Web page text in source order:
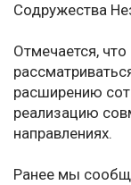
Содружества
Отмечается,
расширению
реализацию
направлениях.
Ранее мы